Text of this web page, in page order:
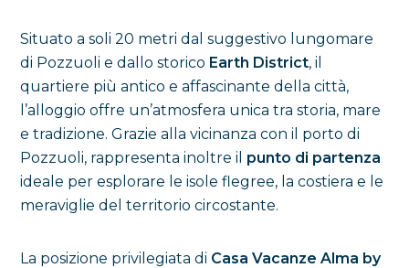
Situato a soli 20 metri dal suggestivo lungomare
di Pozzuoli e dallo storico Earth District, il
quartiere più antico e affascinante della città,
l’alloggio offre un’atmosfera unica tra storia, mare
e tradizione. Grazie alla vicinanza con il porto di
Pozzuoli, rappresenta inoltre il punto di partenza
ideale per esplorare le isole flegree, la costiera e le
meraviglie del territorio circostante.
La posizione privilegiata di Casa Vacanze Alma by